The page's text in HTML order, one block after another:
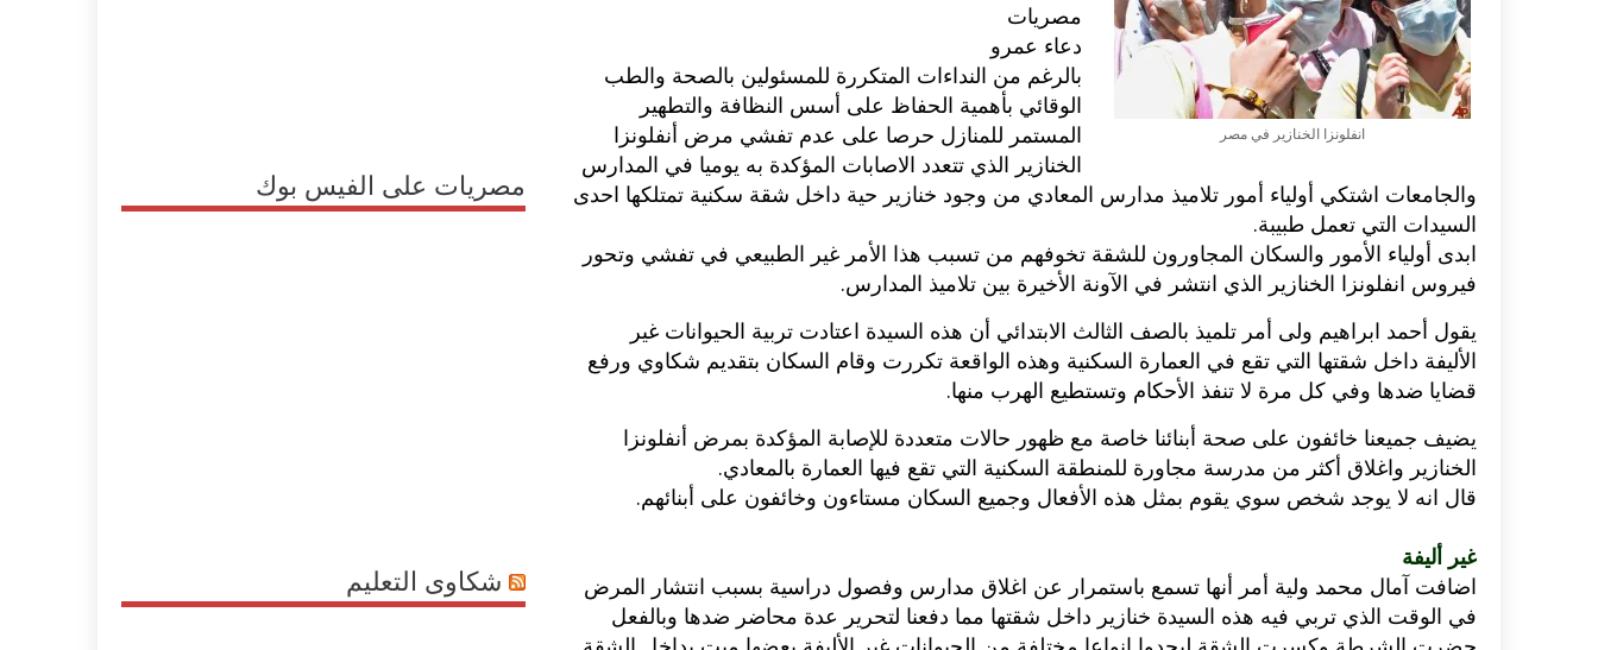
انفلونزا الخنازير في مصر
مصريات
دعاء عمرو
بالرغم من النداءات المتكررة للمسئولين بالصحة والطب
الوقائي بأهمية الحفاظ على أسس النظافة والتطهير
المستمر للمنازل حرصا على عدم تفشي مرض أنفلونزا
الخنازير الذي تتعدد الاصابات المؤكدة به يوميا في المدارس
والجامعات اشتكي أولياء أمور تلاميذ مدارس المعادي من وجود خنازير حية داخل شقة سكنية تمتلكها احدى
السيدات التي تعمل طبيبة.
ابدى أولياء الأمور والسكان المجاورون للشقة تخوفهم من تسبب هذا الأمر غير الطبيعي في تفشي وتحور
فيروس انفلونزا الخنازير الذي انتشر في الآونة الأخيرة بين تلاميذ المدارس.
يقول أحمد ابراهيم ولى أمر تلميذ بالصف الثالث الابتدائي أن هذه السيدة اعتادت تربية الحيوانات غير
الأليفة داخل شقتها التي تقع في العمارة السكنية وهذه الواقعة تكررت وقام السكان بتقديم شكاوي ورفع
قضايا ضدها وفي كل مرة لا تنفذ الأحكام وتستطيع الهرب منها.
يضيف جميعنا خائفون على صحة أبنائنا خاصة مع ظهور حالات متعددة للإصابة المؤكدة بمرض أنفلونزا
الخنازير واغلاق أكثر من مدرسة مجاورة للمنطقة السكنية التي تقع فيها العمارة بالمعادي.
قال انه لا يوجد شخص سوي يقوم بمثل هذه الأفعال وجميع السكان مستاءون وخائفون على أبنائهم.
غير أليفة
اضافت آمال محمد ولية أمر أنها تسمع باستمرار عن اغلاق مدارس وفصول دراسية بسبب انتشار المرض
في الوقت الذي تربي فيه هذه السيدة خنازير داخل شقتها مما دفعنا لتحرير عدة محاضر ضدها وبالفعل
مصريات على الفيس بوك
شكاوى التعليم